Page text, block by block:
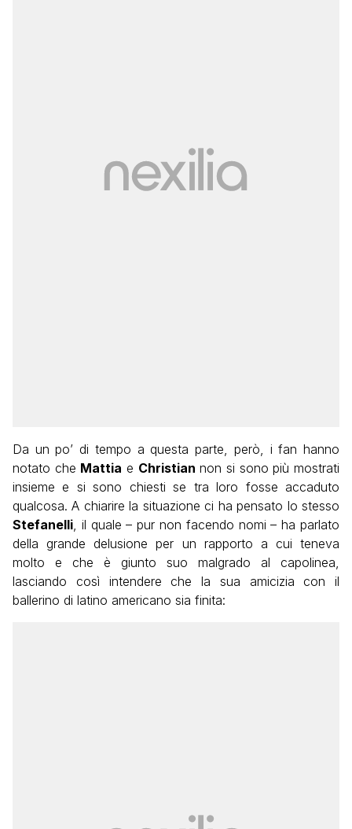
Da un po’ di tempo a questa parte, però, i fan hanno
notato che Mattia e Christian non si sono più mostrati
insieme e si sono chiesti se tra loro fosse accaduto
qualcosa. A chiarire la situazione ci ha pensato lo stesso
Stefanelli, il quale – pur non facendo nomi – ha parlato
della grande delusione per un rapporto a cui teneva
molto e che è giunto suo malgrado al capolinea,
lasciando così intendere che la sua amicizia con il
ballerino di latino americano sia finita: